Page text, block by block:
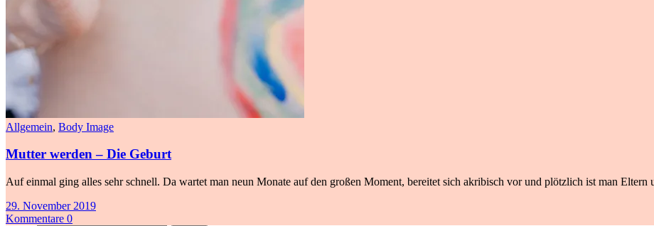
Allgemein, Body Image
Mutter werden – Die Geburt
Auf einmal ging alles sehr schnell. Da wartet man neun Monate auf den großen Moment, bereitet sich akribisch vor und plötzlich ist man Eltern
29. November 2019
Kommentare 0